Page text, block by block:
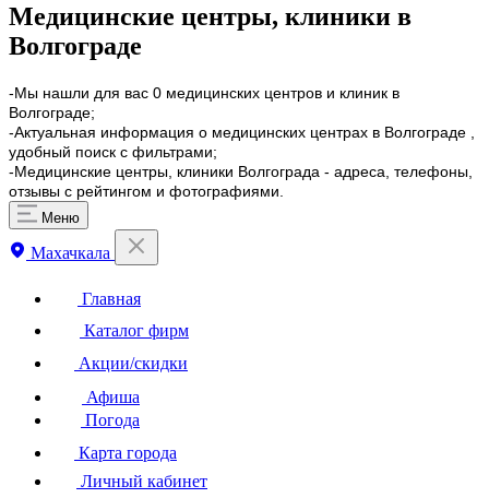
Медицинские центры, клиники в
Волгограде
-Мы нашли для вас 0 медицинских центров и клиник в
Волгограде;
-Актуальная информация о медицинских центрах в Волгограде ,
удобный поиск с фильтрами;
-Медицинские центры, клиники Волгограда - адреса, телефоны,
отзывы с рейтингом и фотографиями.
Меню
Махачкала
Главная
Каталог фирм
Акции/скидки
Афиша
Погода
Карта города
Личный кабинет